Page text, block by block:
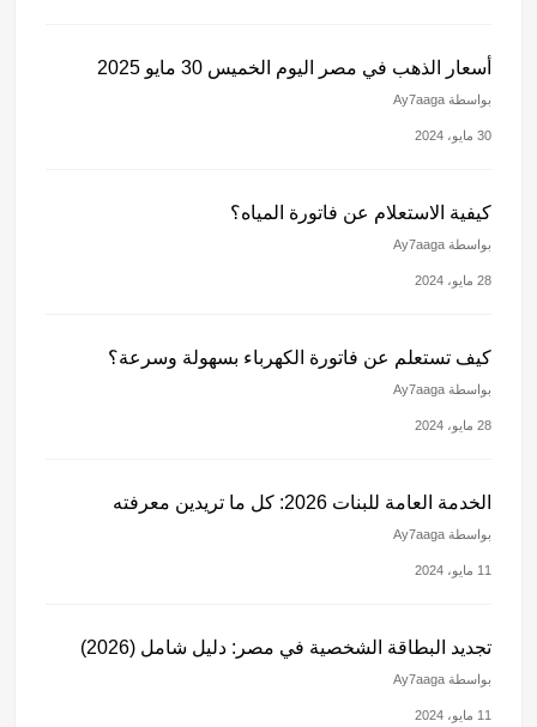
أسعار الذهب في مصر اليوم الخميس 30 مايو 2025
بواسطة Ay7aaga
30 مايو، 2024
كيفية الاستعلام عن فاتورة المياه؟
بواسطة Ay7aaga
28 مايو، 2024
كيف تستعلم عن فاتورة الكهرباء بسهولة وسرعة؟
بواسطة Ay7aaga
28 مايو، 2024
الخدمة العامة للبنات 2026: كل ما تريدين معرفته
بواسطة Ay7aaga
11 مايو، 2024
تجديد البطاقة الشخصية في مصر: دليل شامل (2026)
بواسطة Ay7aaga
11 مايو، 2024